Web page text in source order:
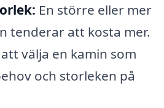
En större eller mer
tenderar att kosta mer.
välja en kamin som
och storleken på